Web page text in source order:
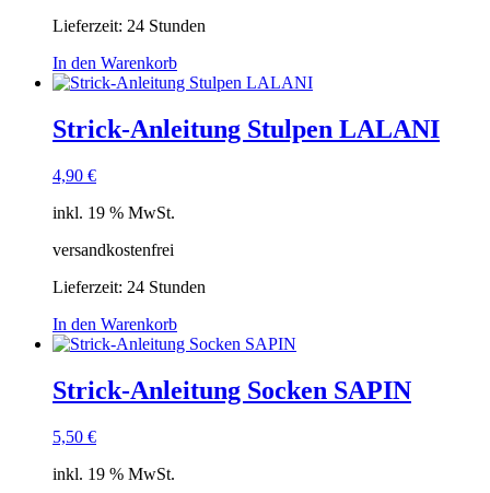
Lieferzeit: 24 Stunden
In den Warenkorb
Strick-Anleitung Stulpen LALANI
4,90 €
inkl. 19 % MwSt.
versandkostenfrei
Lieferzeit: 24 Stunden
In den Warenkorb
Strick-Anleitung Socken SAPIN
5,50 €
inkl. 19 % MwSt.